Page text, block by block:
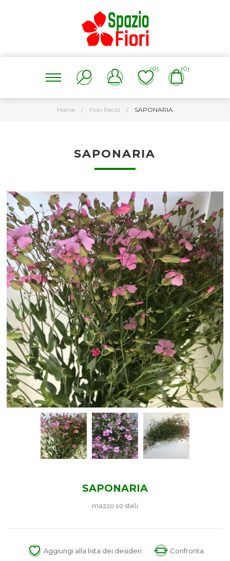
(0) (0)
Home / Fiori Recisi / SAPONARIA
SAPONARIA
SAPONARIA
mazzo 10 steli
Aggiungi alla lista dei desideri Confronta